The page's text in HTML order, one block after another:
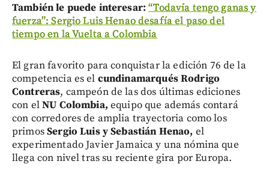
También le puede interesar: “Todavía tengo ganas y
fuerza”: Sergio Luis Henao desafía el paso del
tiempo en la Vuelta a Colombia
El gran favorito para conquistar la edición 76 de la
competencia es el cundinamarqués Rodrigo
Contreras, campeón de las dos últimas ediciones
con elNU Colombia, equipo que además contará
con corredores de amplia trayectoria como los
primosSergio Luis y Sebastián Henao, el
experimentado Javier Jamaica y una nómina que
llega con nivel tras su reciente gira por Europa.